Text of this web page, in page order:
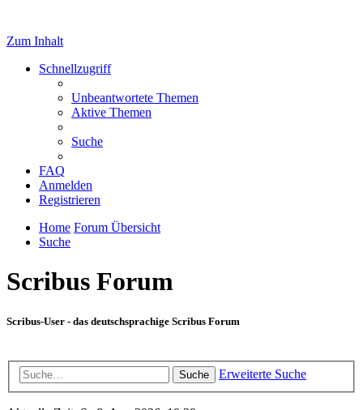
Zum Inhalt
Schnellzugriff
Unbeantwortete Themen
Aktive Themen
Suche
FAQ
Anmelden
Registrieren
Home Forum Übersicht
Suche
Scribus Forum
Scribus-User - das deutschsprachige Scribus Forum
Suche Erweiterte Suche